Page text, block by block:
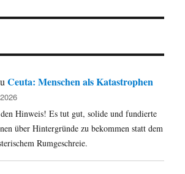
Ceuta: Menschen als Katastrophen
Hinweis! Es tut gut, solide und fundierte
über Hintergründe zu bekommen statt dem
Rumgeschreie.